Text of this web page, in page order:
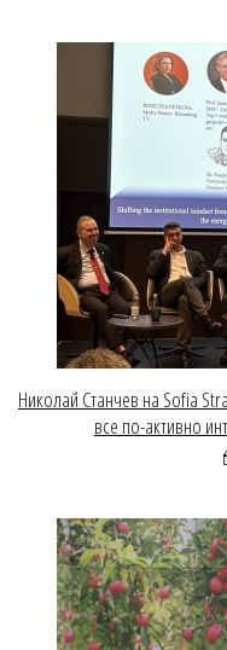
Николай Станчев на Sofia
все по-активно